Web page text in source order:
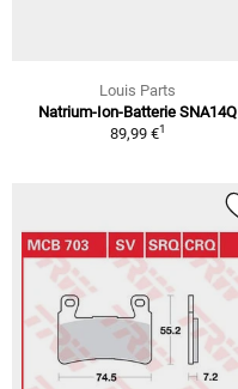
Louis Parts
Natrium-Ion-Batterie SNA14Q
89,99 €1